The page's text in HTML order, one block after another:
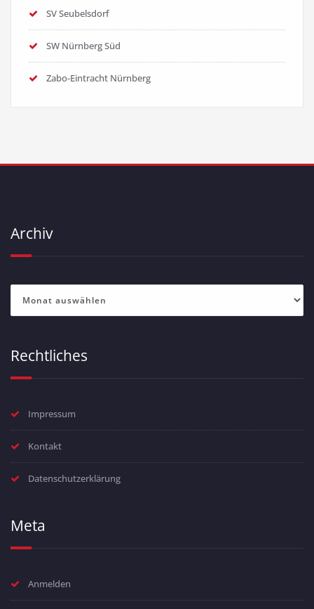
SV Seubelsdorf
SW Nürnberg Süd
Zabo-Eintracht Nürnberg
Archiv
Rechtliches
Impressum
Kontakt
Datenschutzerklärung
Meta
Anmelden